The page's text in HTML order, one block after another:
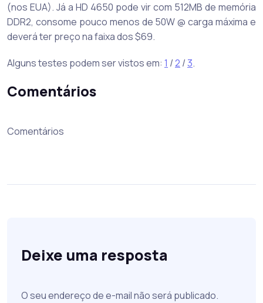
(nos EUA). Já a HD 4650 pode vir com 512MB de memória
DDR2, consome pouco menos de 50W @ carga máxima e
deverá ter preço na faixa dos $69.
Alguns testes podem ser vistos em: 1 /2 /3.
Comentários
Comentários
Deixe uma resposta
O seu endereço de e-mail não será publicado.